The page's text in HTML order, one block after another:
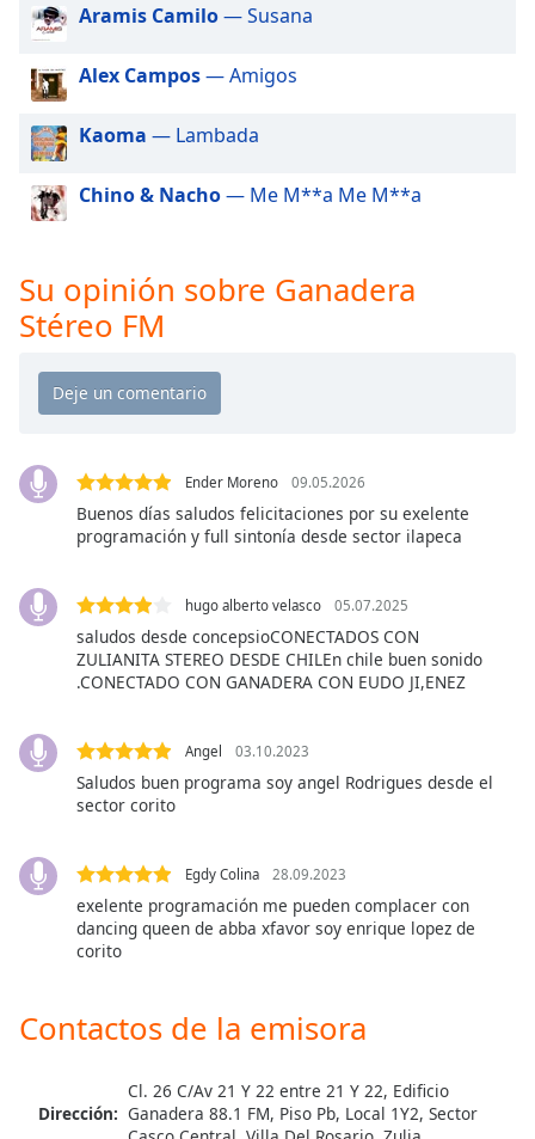
dialog
window.
Escape
cancel
the
window.
Opacity
Color
Area
Background
Opacity
Text
Aramis Camilo— Susana
Alex Campos— Amigos
Kaoma — Lambada
Chino & Nacho— Me M**a Me M**a
Su opinión sobre Ganadera
Stéreo FM
Ender Moreno 09.05.2026
Buenos días saludos felicitaciones por su exelente
programación y full sintonía desde sector ilapeca
hugo alberto velasco 05.07.2025
saludos desde concepsioCONECTADOS CON
ZULIANITA STEREO DESDE CHILEn chile buen sonido
.CONECTADO CON GANADERA CON EUDO JI,ENEZ
Angel 03.10.2023
Saludos buen programa soy angel Rodrigues desde el
sector corito
Egdy Colina 28.09.2023
exelente programación me pueden complacer con
dancing queen de abba xfavor soy enrique lopez de
corito
Contactos de la emisora
Dirección:
Cl. 26 C/Av 21 Y 22 entre 21 Y 22, Edificio
Ganadera 88.1 FM, Piso Pb, Local 1Y2, Sector